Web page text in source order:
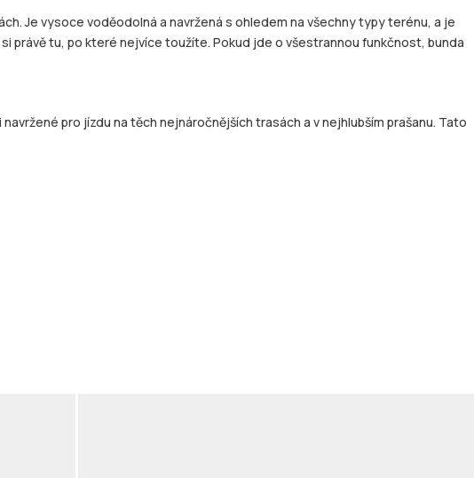
Je vysoce voděodolná a navržená s ohledem na všechny typy terénu, a je
tu, po které nejvíce toužíte. Pokud jde o všestrannou funkčnost, bunda
pro jízdu na těch nejnáročnějších trasách a v nejhlubším prašanu. Tato